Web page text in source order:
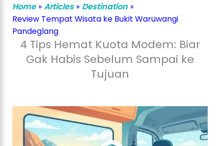
Home » Articles » Destination »
Review Tempat Wisata ke Bukit Waruwangi
Pandeglang
4 Tips Hemat Kuota Modem: Biar
Gak Habis Sebelum Sampai ke
Tujuan